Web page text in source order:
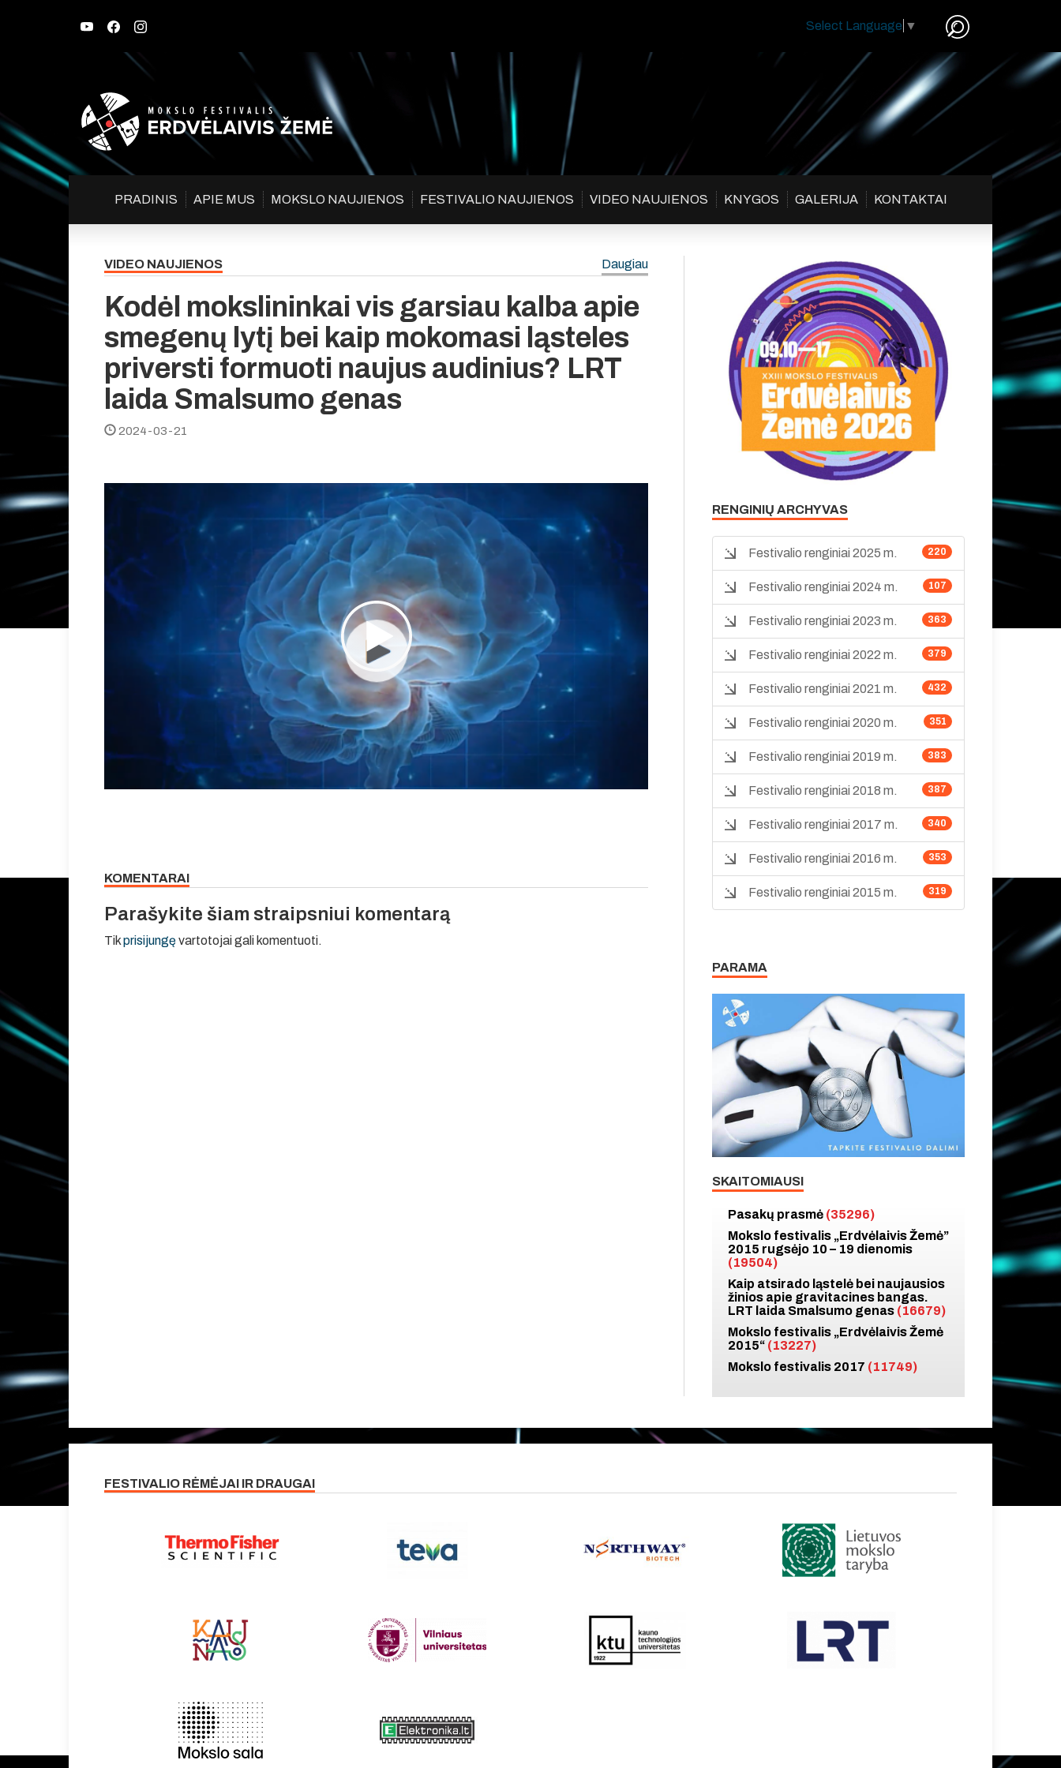
Select Language ▼
PRADINIS APIE MUS MOKSLO NAUJIENOS FESTIVALIO NAUJIENOS VIDEO NAUJIENOS KNYGOS GALERIJA KONTAKTAI
VIDEO NAUJIENOS Daugiau
Kodėl mokslininkai vis garsiau kalba apie
smegenų lytį bei kaip mokomasi ląsteles
priversti formuoti naujus audinius? LRT
laida Smalsumo genas
2024-03-21
KOMENTARAI
Parašykite šiam straipsniui komentarą
Tikprisijungęvartotojai gali komentuoti.
RENGINIŲ ARCHYVAS
220
Festivalio renginiai 2025 m.
107
Festivalio renginiai 2024 m.
363
Festivalio renginiai 2023 m.
379
Festivalio renginiai 2022 m.
432
Festivalio renginiai 2021 m.
351
Festivalio renginiai 2020 m.
383
Festivalio renginiai 2019 m.
387
Festivalio renginiai 2018 m.
340
Festivalio renginiai 2017 m.
353
Festivalio renginiai 2016 m.
319
Festivalio renginiai 2015 m.
PARAMA
SKAITOMIAUSI
Pasakų prasmė (35296)
Mokslo festivalis „Erdvėlaivis Žemė”
2015 rugsėjo 10 – 19 dienomis
(19504)
Kaip atsirado ląstelė bei naujausios
žinios apie gravitacines bangas.
LRT laida Smalsumo genas (16679)
Mokslo festivalis „Erdvėlaivis Žemė
2015“ (13227)
Mokslo festivalis 2017 (11749)
FESTIVALIO RĖMĖJAI IR DRAUGAI